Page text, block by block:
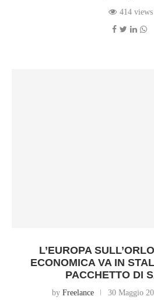
414 views
L’EUROPA
ECONOMICA VA IN
PACCHETTO DI
by Freelance 30 Maggio